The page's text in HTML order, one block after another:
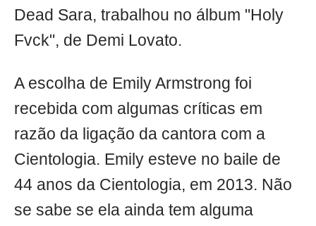
Dead Sara, trabalhou no álbum "Holy
Fvck", de Demi Lovato.
A escolha de Emily Armstrong foi
recebida com algumas críticas em
razão da ligação da cantora com a
Cientologia. Emily esteve no baile de
44 anos da Cientologia, em 2013. Não
se sabe se ela ainda tem alguma